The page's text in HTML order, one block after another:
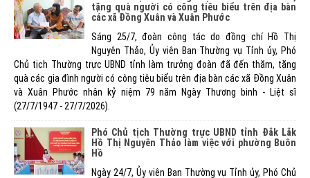
tặng quà người có công tiêu biểu trên địa bàn
các xã Đồng Xuân và Xuân Phước
Sáng 25/7, đoàn công tác do đồng chí Hồ Thị
Nguyên Thảo, Ủy viên Ban Thường vụ Tỉnh ủy, Phó
Chủ tịch Thường trực UBND tỉnh làm trưởng đoàn đã đến thăm, tặng
quà các gia đình người có công tiêu biểu trên địa bàn các xã Đồng Xuân
và Xuân Phước nhân kỷ niệm 79 năm Ngày Thương binh - Liệt sĩ
(27/7/1947 - 27/7/2026).
Phó Chủ tịch Thường trực UBND tỉnh Đắk Lắk
Hồ Thị Nguyên Thảo làm việc với phường Buôn
Hồ
Ngày 24/7, Ủy viên Ban Thường vụ Tỉnh ủy, Phó Chủ